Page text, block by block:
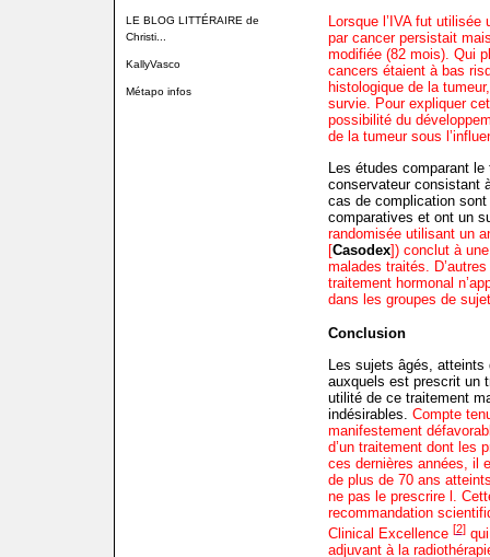
LE BLOG LITTÉRAIRE de
Christi...
KallyVasco
Métapo infos
Lorsque l’IVA fut
par cancer persistait
modifiée (82 mois). Qui
cancers étaient à bas
histologique de la
survie. Pour expliquer
possibilité du
de la tumeur sous
Les études comparant
conservateur consistant
cas de complication
comparatives et ont un
randomisée utilisant un
[Casodex]) conclut à
malades traités.
traitement hormonal
dans les groupes de
Conclusion
Les sujets âgés, atteints
auxquels est prescrit un
utilité de ce traitement
indésirables. Compte
manifestement
d’un traitement dont les
ces dernières années, il
de plus de 70 ans
ne pas le prescrire l.
recommandation
Clinical Excellence [2]qui
adjuvant à la